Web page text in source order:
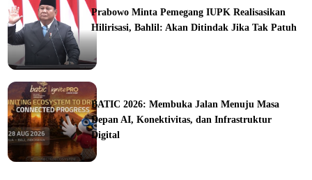
Prabowo Minta Pemegang IUPK Realisasikan
Hilirisasi, Bahlil: Akan Ditindak Jika Tak Patuh
BATIC 2026: Membuka Jalan Menuju Masa
Depan AI, Konektivitas, dan Infrastruktur
Digital